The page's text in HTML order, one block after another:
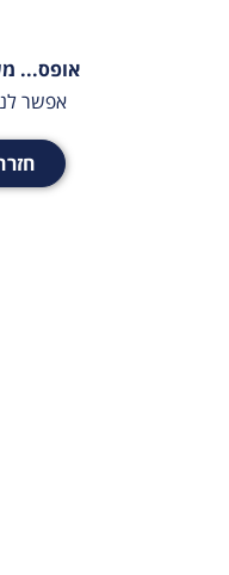
אופס...
אפשר